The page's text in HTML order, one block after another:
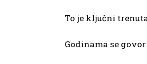
To je ključni
Godinama se